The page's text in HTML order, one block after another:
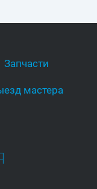
Запчасти
мастера